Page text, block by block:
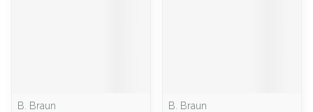
B. Braun
B. Braun